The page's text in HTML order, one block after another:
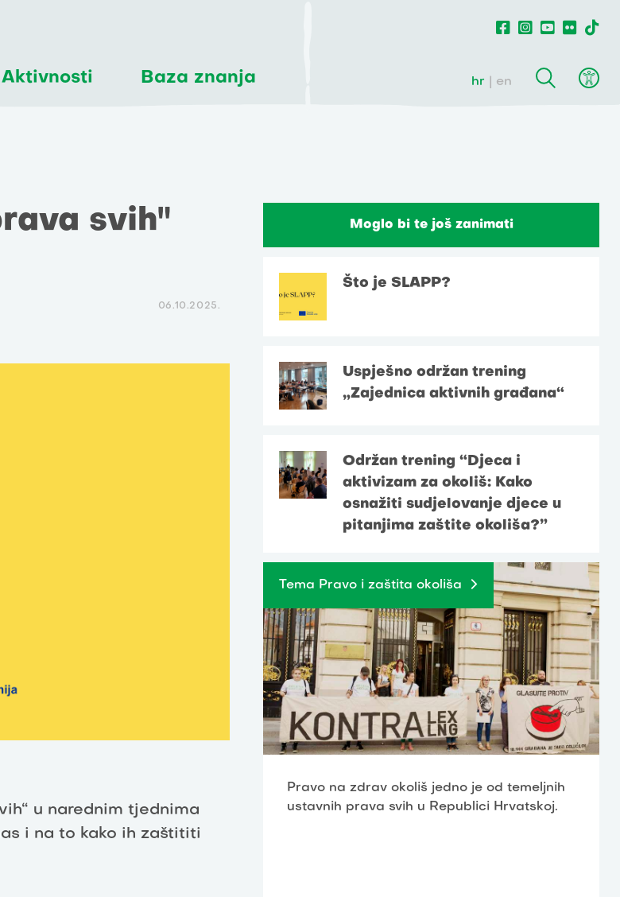
Aktivnosti Baza znanja hr en
svih"
06.10.2025.
u narednim tjednima
i na to kako ih zaštititi
Moglo bi te još zanimati
Što je SLAPP?
Uspješno održan trening
„Zajednica aktivnih građana“
Održan trening “Djeca i
aktivizam za okoliš: Kako
osnažiti sudjelovanje djece u
pitanjima zaštite okoliša?”
Tema Pravo i zaštita okoliša
Pravo na zdrav okoliš jedno je od temeljnih
ustavnih prava svih u Republici Hrvatskoj.